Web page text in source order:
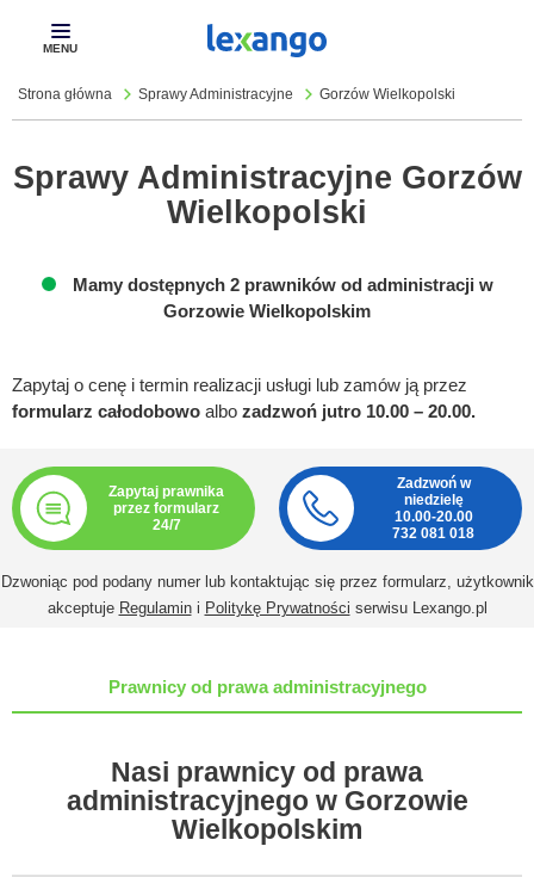
Pokaż
Strona główna Sprawy Administracyjne Gorzów Wielkopolski
Sprawy Administracyjne Gorzów
Wielkopolski
Mamy dostępnych 2 prawników od administracji w
Gorzowie Wielkopolskim
Zapytaj o cenę i termin realizacji usługi lub zamów ją przez
formularz całodobowo albo zadzwoń jutro 10.00 – 20.00.
Zapytaj prawnika
przez formularz
24/7
Zadzwoń w
niedzielę
10.00-20.00
732 081 018
Dzwoniąc pod podany numer lub kontaktując się przez formularz, użytkownik
akceptuje Regulamini Politykę Prywatności serwisu Lexango.pl
Prawnicy od prawa administracyjnego
Nasi prawnicy od prawa
administracyjnego w Gorzowie
Wielkopolskim